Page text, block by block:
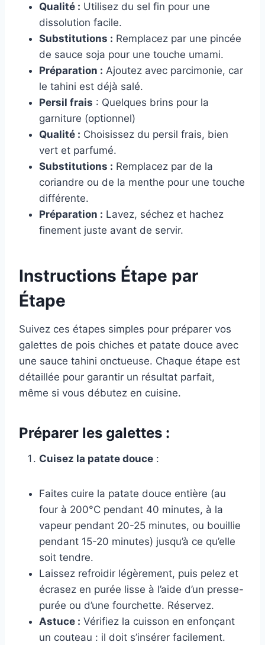
Qualité : Utilisez du sel fin pour une
dissolution facile.
Substitutions : Remplacez par une pincée
de sauce soja pour une touche umami.
Préparation : Ajoutez avec parcimonie, car
le tahini est déjà salé.
Persil frais : Quelques brins pour la
garniture (optionnel)
Qualité : Choisissez du persil frais, bien
vert et parfumé.
Substitutions : Remplacez par de la
coriandre ou de la menthe pour une touche
différente.
Préparation : Lavez, séchez et hachez
finement juste avant de servir.
Instructions Étape par
Étape
Suivez ces étapes simples pour préparer vos
galettes de pois chiches et patate douce avec
une sauce tahini onctueuse. Chaque étape est
détaillée pour garantir un résultat parfait,
même si vous débutez en cuisine.
Préparer les galettes :
Cuisez la patate douce :
Faites cuire la patate douce entière (au
four à 200°C pendant 40 minutes, à la
vapeur pendant 20-25 minutes, ou bouillie
pendant 15-20 minutes) jusqu’à ce qu’elle
soit tendre.
Laissez refroidir légèrement, puis pelez et
écrasez en purée lisse à l’aide d’un presse-
purée ou d’une fourchette. Réservez.
Astuce : Vérifiez la cuisson en enfonçant
un couteau : il doit s’insérer facilement.